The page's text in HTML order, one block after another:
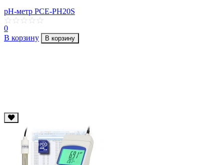
pH-метр PCE-PH20S
0
В корзину
В корзину